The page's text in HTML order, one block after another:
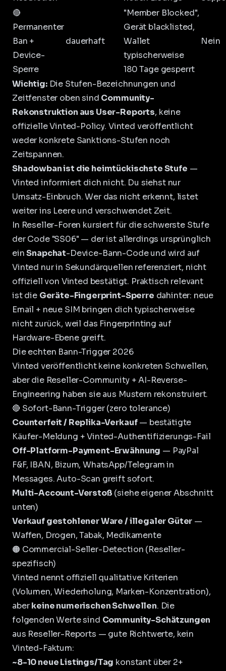
🔴
Permanenter
Ban +
Device-
Sperre
dauerhaft
"Member Blocked",
Gerät blacklisted,
Wallet
typischerweise
180 Tage gesperrt
Nein
Wichtig:Die Stufen-Bezeichnungen und
Zeitfenster oben sind Community-
Rekonstruktion aus User-Reports, keine
offizielle Vinted-Policy. Vinted veröffentlicht
weder konkrete Sanktions-Stufen noch
Zeitspannen.
Shadowban ist die heimtückischste Stufe —
Vinted informiert dich nicht. Du siehst nur
Umsatz-Einbruch. Wer das nicht erkennt, listet
weiter ins Leere und verschwendet Zeit.
In Reseller-Foren kursiert für die schwerste Stufe
der Code "SS06" — der ist allerdings ursprünglich
einSnapchat-Device-Bann-Code und wird auf
Vinted nur in Sekundärquellen referenziert, nicht
offiziell von Vinted bestätigt. Praktisch relevant
ist die Geräte-Fingerprint-Sperre dahinter: neue
Email + neue SIM bringen dich typischerweise
nicht zurück, weil das Fingerprinting auf
Hardware-Ebene greift.
Die echten Bann-Trigger 2026
Vinted veröffentlicht keine konkreten Schwellen,
aber die Reseller-Community + AI-Reverse-
Engineering haben sie aus Mustern rekonstruiert.
🔴 Sofort-Bann-Trigger (zero tolerance)
Counterfeit / Replika-Verkauf— bestätigte
Käufer-Meldung + Vinted-Authentifizierungs-Fail
Off-Platform-Payment-Erwähnung — PayPal
F&F, IBAN, Bizum, WhatsApp/Telegram in
Messages. Auto-Scan greift sofort.
Multi-Account-Verstoß (siehe eigener Abschnitt
unten)
Verkauf gestohlener Ware / illegaler Güter —
Waffen, Drogen, Tabak, Medikamente
🟠 Commercial-Seller-Detection (Reseller-
spezifisch)
Vinted nennt offiziell qualitative Kriterien
(Volumen, Wiederholung, Marken-Konzentration),
aberkeine numerischen Schwellen. Die
folgenden Werte sind Community-Schätzungen
aus Reseller-Reports — gute Richtwerte, kein
Vinted-Faktum:
~8-10 neue Listings/Tag konstant über 2+